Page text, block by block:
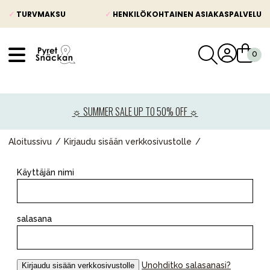
✓ TURVMAKSU ✓ HENKILÖKOHTAINEN ASIAKASPALVELU
☼ SUMMER SALE UP TO 50% OFF ☼
Aloitussivu Kirjaudu sisään verkkosivustolle
Käyttäjän nimi
salasana
Unohditko salasanasi?
Lastenvaunut
Lasten turvaistuimet
Lelut ja pelit
Äiti & Isä
Huonekalut & vuodevaatteet